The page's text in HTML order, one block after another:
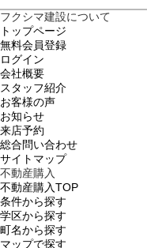
フクシマ建設について
トップページ
無料会員登録
ログイン
会社概要
スタッフ紹介
お客様の声
お知らせ
来店予約
総合問い合わせ
サイトマップ
不動産購入
不動産購入TOP
条件から探す
学区から探す
町名から探す
マップで探す